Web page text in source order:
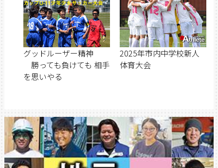
グッドルーザー精神
勝っても負けても 相手
を思いやる
2025年市内中学校新人
体育大会